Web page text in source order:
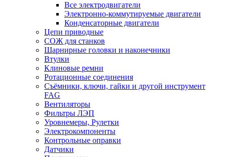
Все электродвигатели
Электронно-коммутируемые двигатели
Конденсаторные двигатели
Цепи приводные
СОЖ для станков
Шарнирные головки и наконечники
Втулки
Клиновые ремни
Ротационные соединения
Съёмники, ключи, гайки и другой инструмент
FAG
Вентиляторы
Фильтры ЛЭП
Уровнемеры, Рулетки
Электрокомпоненты
Контрольные оправки
Датчики